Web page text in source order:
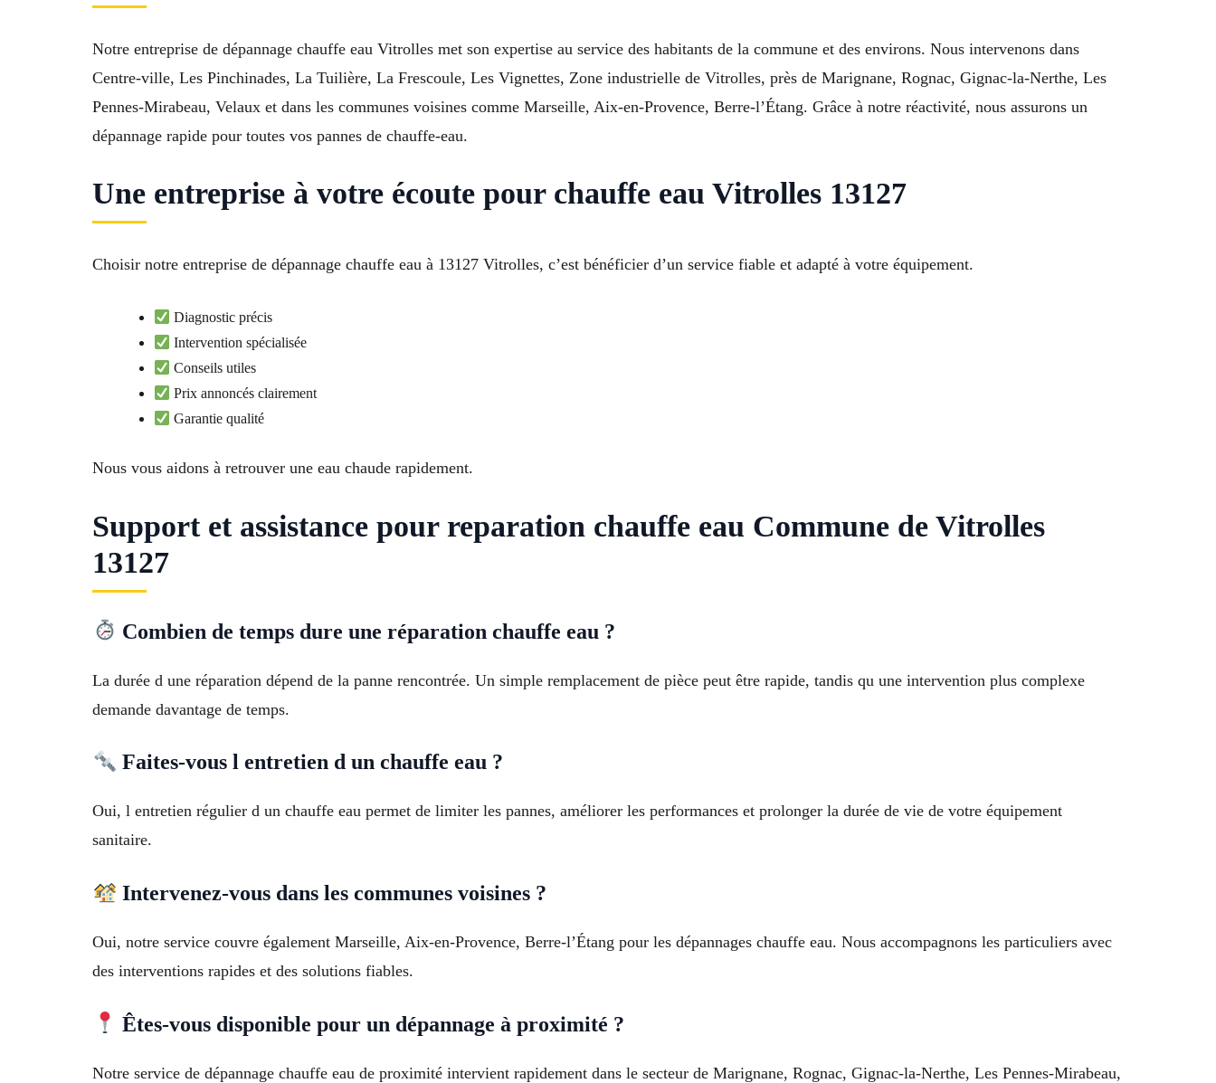
Notre entreprise de dépannage chauffe eau Vitrolles met son expertise au service des habitants de la commune et des environs. Nous intervenons dans
Centre-ville, Les Pinchinades, La Tuilière, La Frescoule, Les Vignettes, Zone industrielle de Vitrolles, près de Marignane, Rognac, Gignac-la-Nerthe, Les
Pennes-Mirabeau, Velaux et dans les communes voisines comme Marseille, Aix-en-Provence, Berre-l’Étang. Grâce à notre réactivité, nous assurons un
dépannage rapide pour toutes vos pannes de chauffe-eau.
Une entreprise à votre écoute pour chauffe eau Vitrolles 13127
Choisir notre entreprise de dépannage chauffe eau à 13127 Vitrolles, c’est bénéficier d’un service fiable et adapté à votre équipement.
Diagnostic précis
Intervention spécialisée
Conseils utiles
Prix annoncés clairement
Garantie qualité
Nous vous aidons à retrouver une eau chaude rapidement.
Support et assistance pour reparation chauffe eau Commune de Vitrolles
13127
Combien de temps dure une réparation chauffe eau ?
La durée d une réparation dépend de la panne rencontrée. Un simple remplacement de pièce peut être rapide, tandis qu une intervention plus complexe
demande davantage de temps.
Faites-vous l entretien d un chauffe eau ?
Oui, l entretien régulier d un chauffe eau permet de limiter les pannes, améliorer les performances et prolonger la durée de vie de votre équipement
sanitaire.
Intervenez-vous dans les communes voisines ?
Oui, notre service couvre également Marseille, Aix-en-Provence, Berre-l’Étang pour les dépannages chauffe eau. Nous accompagnons les particuliers avec
des interventions rapides et des solutions fiables.
Êtes-vous disponible pour un dépannage à proximité ?
Notre service de dépannage chauffe eau de proximité intervient rapidement dans le secteur de Marignane, Rognac, Gignac-la-Nerthe, Les Pennes-Mirabeau,